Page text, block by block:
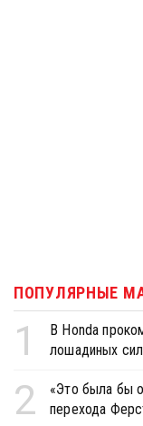
ПОПУЛЯРНЫЕ
1
В Honda
лошадиных сил
2
«Это была бы
перехода